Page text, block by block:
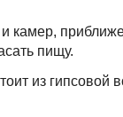
камер,
пищу.
из гипсовой